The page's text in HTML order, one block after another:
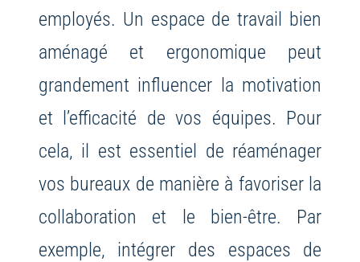
employés. Un espace de travail bien
aménagé et ergonomique peut
grandement influencer la motivation
et l’efficacité de vos équipes. Pour
cela, il est essentiel de réaménager
vos bureaux de manière à favoriser la
collaboration et le bien-être. Par
exemple, intégrer des espaces de